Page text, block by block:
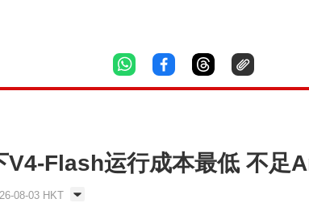
V4-Flash运行成本最低 不足
08-03 HKT